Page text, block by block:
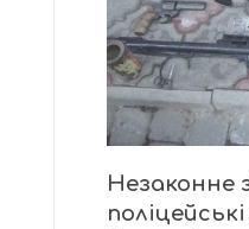
Незаконне